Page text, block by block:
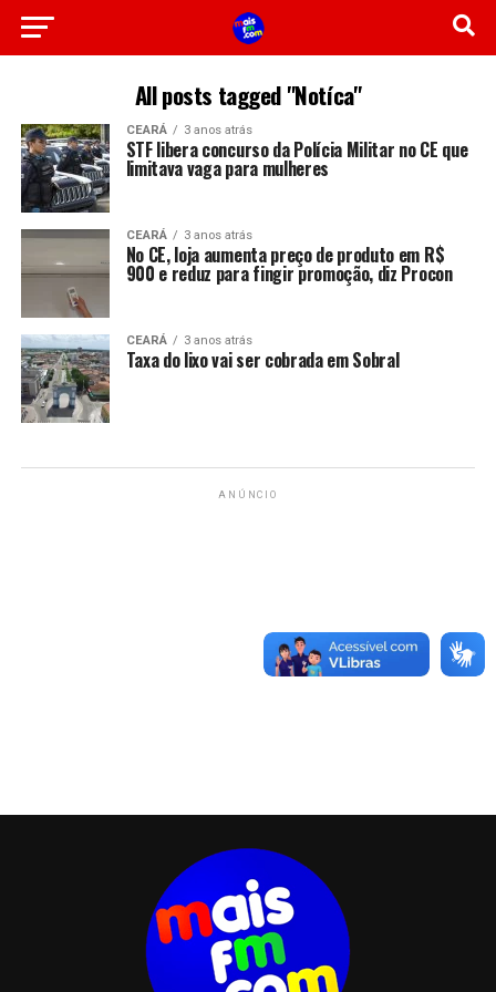
All posts tagged "Notíca"
CEARÁ 3 anos atrás
STF libera concurso da Polícia Militar no CE que
limitava vaga para mulheres
CEARÁ 3 anos atrás
No CE, loja aumenta preço de produto em R$
900 e reduz para fingir promoção, diz Procon
CEARÁ 3 anos atrás
Taxa do lixo vai ser cobrada em Sobral
ANÚNCIO